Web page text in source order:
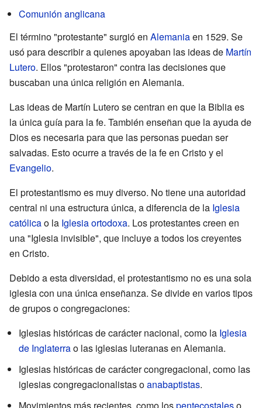
Comunión anglicana
El término "protestante" surgió en Alemaniaen 1529. Se
usó para describir a quienes apoyaban las ideas de Martín
Lutero. Ellos "protestaron" contra las decisiones que
buscaban una única religión en Alemania.
Las ideas de Martín Lutero se centran en que la Biblia es
la única guía para la fe. También enseñan que la ayuda de
Dios es necesaria para que las personas puedan ser
salvadas. Esto ocurre a través de la fe en Cristo y el
Evangelio.
El protestantismo es muy diverso. No tiene una autoridad
central ni una estructura única, a diferencia de la Iglesia
católicao la Iglesia ortodoxa. Los protestantes creen en
una "Iglesia invisible", que incluye a todos los creyentes
en Cristo.
Debido a esta diversidad, el protestantismo no es una sola
iglesia con una única enseñanza. Se divide en varios tipos
de grupos o congregaciones:
Iglesias históricas de carácter nacional, como la Iglesia
de Inglaterrao las iglesias luteranas en Alemania.
Iglesias históricas de carácter congregacional, como las
iglesias congregacionalistas oanabaptistas.
Movimientos más recientes, como lospentecostaleso